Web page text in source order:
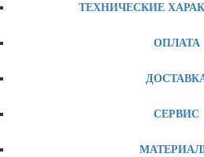
ТЕХНИЧЕСКИЕ
ОПЛАТА
СЕРВИС